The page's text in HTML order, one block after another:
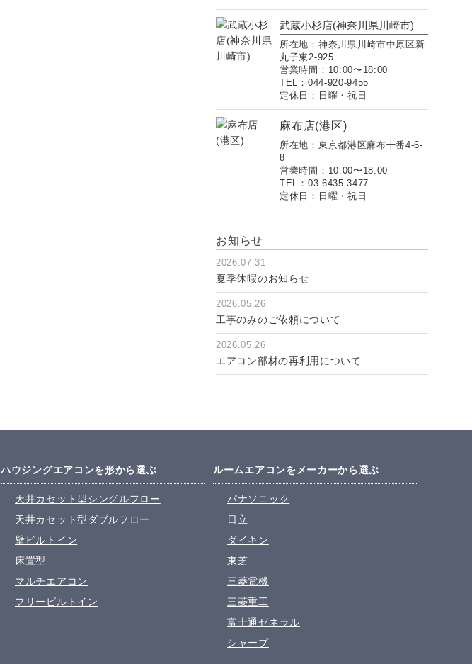
武蔵小杉店(神奈川県川崎市)
所在地：神奈川県川崎市中原区新
丸子東2-925
営業時間：10:00〜18:00
TEL：044-920-9455
定休日：日曜・祝日
麻布店(港区)
所在地：東京都港区麻布十番4-6-
8
営業時間：10:00〜18:00
TEL：03-6435-3477
定休日：日曜・祝日
お知らせ
2026.07.31
夏季休暇のお知らせ
2026.05.26
工事のみのご依頼について
2026.05.26
エアコン部材の再利用について
ハウジングエアコンを形から選ぶ
天井カセット型シングルフロー
天井カセット型ダブルフロー
壁ビルトイン
床置型
マルチエアコン
フリービルトイン
ルームエアコンをメーカーから選ぶ
パナソニック
日立
ダイキン
東芝
三菱電機
三菱重工
富士通ゼネラル
シャープ